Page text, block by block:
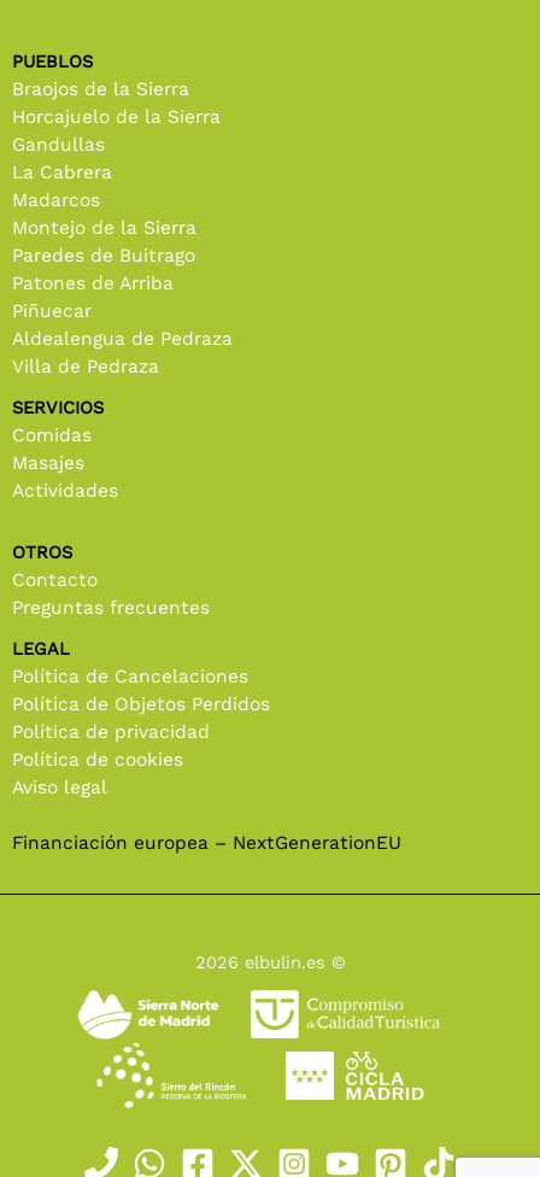
PUEBLOS
Braojos de la Sierra
Horcajuelo de la Sierra
Gandullas
La Cabrera
Madarcos
Montejo de la Sierra
Paredes de Buitrago
Patones de Arriba
Piñuecar
Aldealengua de Pedraza
Villa de Pedraza
SERVICIOS
Comidas
Masajes
Actividades
OTROS
Contacto
Preguntas frecuentes
LEGAL
Política de Cancelaciones
Política de Objetos Perdidos
Política de privacidad
Política de cookies
Aviso legal
Financiación europea – NextGenerationEU
2026 elbulin.es ©